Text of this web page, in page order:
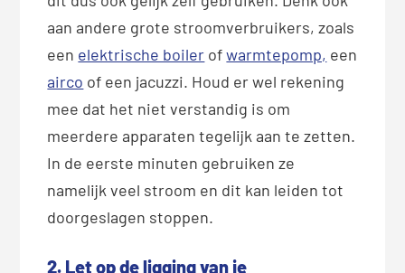
aan andere grote stroomverbruikers, zoals
een elektrische boiler ofwarmtepomp, een
airco of een jacuzzi. Houd er wel rekening
mee dat het niet verstandig is om
meerdere apparaten tegelijk aan te zetten.
In de eerste minuten gebruiken ze
namelijk veel stroom en dit kan leiden tot
doorgeslagen stoppen.
2. Let op de ligging van je